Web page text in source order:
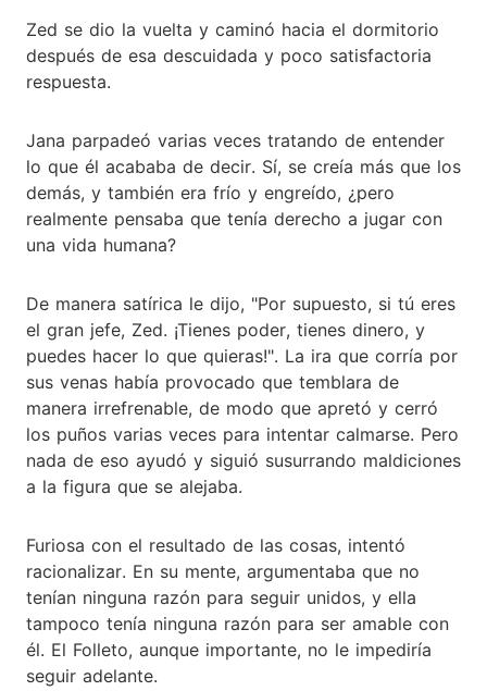
Zed se dio la vuelta y caminó hacia el dormitorio
después de esa descuidada y poco satisfactoria
respuesta.
Jana parpadeó varias veces tratando de entender
lo que él acababa de decir. Sí, se creía más que los
demás, y también era frío y engreído, ¿pero
realmente pensaba que tenía derecho a jugar con
una vida humana?
De manera satírica le dijo, "Por supuesto, si tú eres
el gran jefe, Zed. ¡Tienes poder, tienes dinero, y
puedes hacer lo que quieras!". La ira que corría por
sus venas había provocado que temblara de
manera irrefrenable, de modo que apretó y cerró
los puños varias veces para intentar calmarse. Pero
nada de eso ayudó y siguió susurrando maldiciones
a la figura que se alejaba.
Furiosa con el resultado de las cosas, intentó
racionalizar. En su mente, argumentaba que no
tenían ninguna razón para seguir unidos, y ella
tampoco tenía ninguna razón para ser amable con
él. El Folleto, aunque importante, no le impediría
seguir adelante.